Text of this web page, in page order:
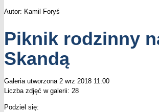
Autor: Kamil Foryś
Piknik rodzinny
Skandą
Galeria utworzona 2 wrz 2018 11:00
Liczba zdjęć w galerii: 28
Podziel się: